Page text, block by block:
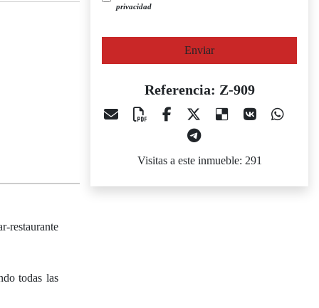
restaurante
todas las
privacidad
Enviar
Referencia: Z-909
Visitas a este inmueble: 291